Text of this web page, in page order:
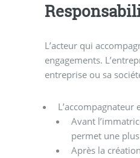
L’acteur qui
engagements.
entreprise ou sa
Avant
permet une
Après la